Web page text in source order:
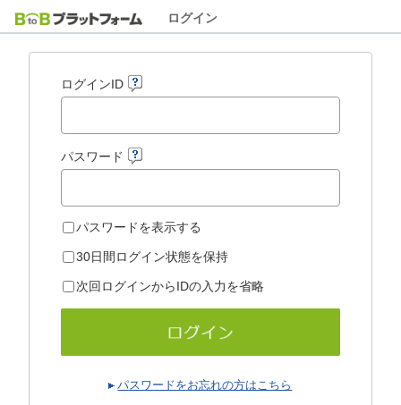
ログイン
ログインID
パスワード
パスワードを表示する
30日間ログイン状態を保持
次回ログインからIDの入力を省略
パスワードをお忘れの方はこちら